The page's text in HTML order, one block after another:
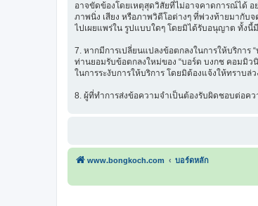
อาจขัดข้องโดยเหตุสุดวิสัยที่ไม่อาจคาดการณ์ได้ อ
ภาพนิ่ง เสียง หรือภาพวิดีโอต่างๆ ที่พ่วงท้ายมากับ
ไปเผยแพร่ใน รูปแบบใดๆ โดยมิได้รับอนุญาต ทั้งนี้
7. หากมีการเปลี่ยนแปลงข้อตกลงในการให้บริการ
ท่านยอมรับข้อตกลงใหม่ของ “บอร์ด บงกช คอมมิว
ในการระงับการให้บริการ โดยมิต้องแจ้งให้ทราบล่
8. ผู้ที่ทำการส่งข้อความจำเป็นต้องรับผิดชอบต่อค
www.bongkoch.com บอร์ดหลัก